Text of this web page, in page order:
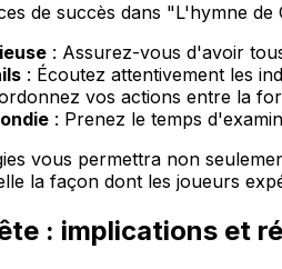
de succès dans "L'hymne de
: Assurez-vous d'avoir
: Écoutez attentivement les
vos actions entre la
: Prenez le temps
vous permettra non
la façon dont les joueurs
: implications et